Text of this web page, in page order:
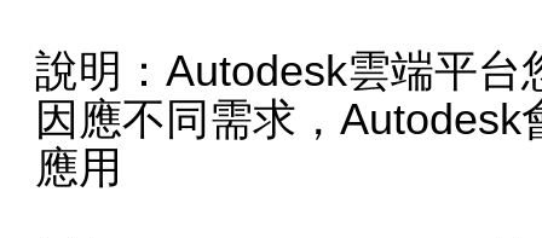
說明：Autodesk雲端平
因應不同需求，
應用